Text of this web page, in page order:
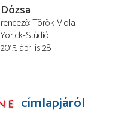
Dózsa
rendező Török Viola
Yorick-Stúdió
2015. április 28.
címlapjáról